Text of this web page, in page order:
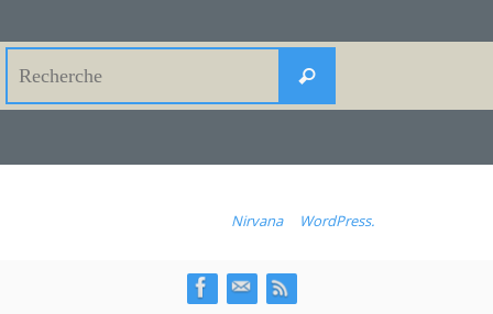
Recherche
Nirvana& WordPress.